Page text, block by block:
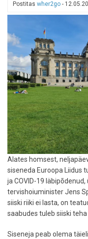
Postitas wher2go -
Alates homsest,
siseneda Euroopa Liidus
ja COVID-19
tervishoiuminister Jens
siiski riiki ei lasta, on
saabudes tuleb siiski
Siseneja peab olema